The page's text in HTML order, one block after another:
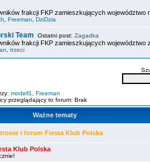
frakcji FKP zamieszkujących województwo
Freeman DziDzia
Team Ostatni post: Zagadka
frakcji FKP zamieszkujących województwo
trzeci
modell1
Freeman
przeglądający to forum: Brak
Ważne tematy
i forum Fiesta Klub Polska
Klub Polska